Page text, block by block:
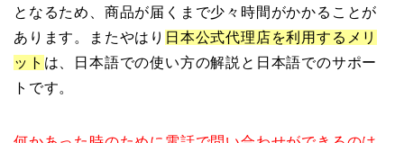
となるため、商品が届くまで少々時間がかかることが
あります。またやはり 日本公式代理店を利用するメリ
ット は、日本語での使い方の解説と日本語でのサポー
トです。